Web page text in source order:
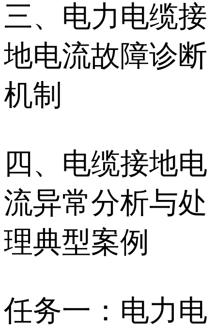
三、电力电缆接
地电流故障诊断
机制
四、电缆接地电
流异常分析与处
理典型案例
任务一：电力电